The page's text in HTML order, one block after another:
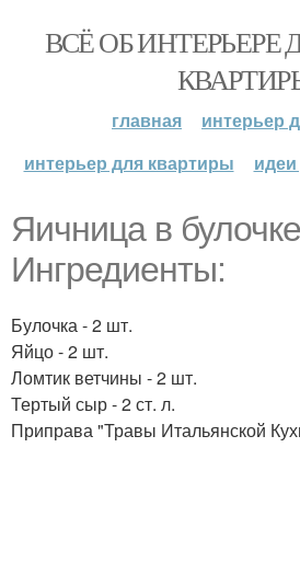
ВСЁ ОБ
главная
интерьер
интерьер для квартиры
Яичница в
Ингредиенты:
Булочка - 2 шт.
Яйцо - 2 шт.
Ломтик ветчины - 2 шт.
Тертый сыр - 2 ст. л.
Приправа "Травы Итальянской